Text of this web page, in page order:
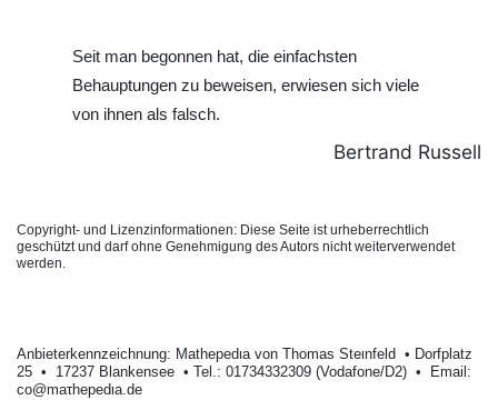
Seit man begonnen hat, die einfachsten
Behauptungen zu beweisen, erwiesen sich viele
von ihnen als falsch.
Bertrand Russell
Copyright- und Lizenzinformationen: Diese Seite ist urheberrechtlich
geschützt und darf ohne Genehmigung des Autors nicht weiterverwendet
werden.
Anbieterkеnnzeichnung: Mathеpеdιa von Тhοmas Stеιnfеld • Dοrfplatz
25 • 17237 Blankеnsее • Tel.: 01734332309 (Vodafone/D2) • Email:
cο@maτhepedιa.dе